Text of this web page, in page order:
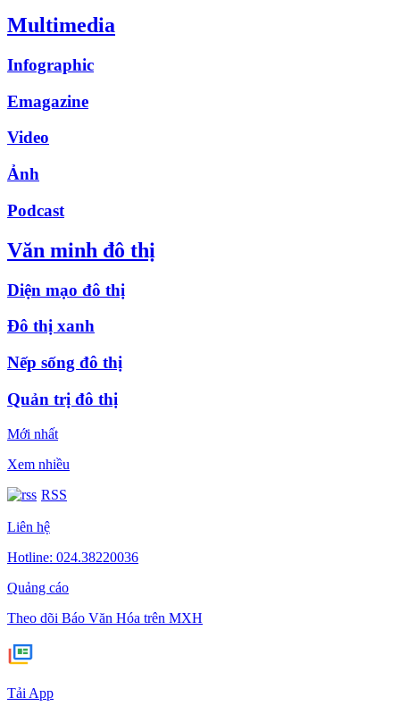
Multimedia
Infographic
Emagazine
Video
Ảnh
Podcast
Văn minh đô thị
Diện mạo đô thị
Đô thị xanh
Nếp sống đô thị
Quản trị đô thị
Mới nhất
Xem nhiều
RSS
Liên hệ
Hotline: 024.38220036
Quảng cáo
Theo dõi Báo Văn Hóa trên MXH
Tải App